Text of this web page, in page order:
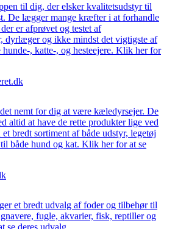
til dig, der elsker kvalitetsudstyr til
De lægger mange kræfter i at forhandle
er afprøvet og testet af
dyrlæger og ikke mindst det vigtigste af
, katte-, og hesteejere. Klik her for
nemt for dig at være kæledyrsejer. De
altid at have de rette produkter lige ved
bredt sortiment af både udstyr, legetøj
både hund og kat. Klik her for at se
et bredt udvalg af foder og tilbehør til
fugle, akvarier, fisk, reptiller og
se deres udvalg.